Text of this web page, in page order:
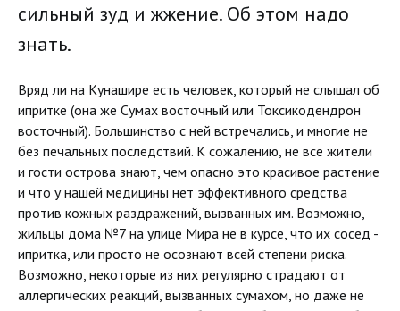
сильный зуд и жжение. Об этом надо
знать.
Вряд ли на Кунашире есть человек, который не слышал об
ипритке (она же Сумах восточный или Токсикодендрон
восточный). Большинство с ней встречались, и многие не
без печальных последствий. К сожалению, не все жители
и гости острова знают, чем опасно это красивое растение
и что у нашей медицины нет эффективного средства
против кожных раздражений, вызванных им. Возможно,
жильцы дома №7 на улице Мира не в курсе, что их сосед -
ипритка, или просто не осознают всей степени риска.
Возможно, некоторые из них регулярно страдают от
аллергических реакций, вызванных сумахом, но даже не